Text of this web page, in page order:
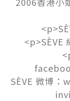
<p>SÈVE
SÈVE 微博